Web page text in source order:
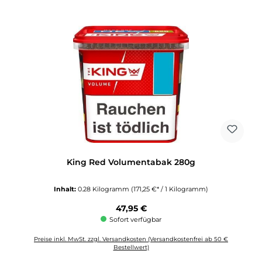
King Red Volumentabak 280g
Inhalt: 0.28 Kilogramm (171,25 €* / 1 Kilogramm)
Regulärer Preis:
47,95 €
Sofort verfügbar
Preise inkl. MwSt. zzgl. Versandkosten (Versandkostenfrei ab 50 €
Bestellwert)